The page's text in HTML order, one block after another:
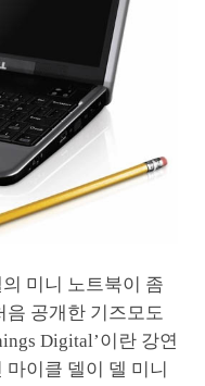
미니 노트북이 좀
음 공개한 기즈모도
Digital’이란 강연
이클 델이 델 미니